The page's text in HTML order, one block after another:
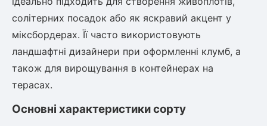
Шовковиця
Абрикос
Обліпиха
Будлея
Лавровишня
Кизильник
Калина
Піраканта
Бузина
солітерних посадок або як яскравий акцент у
міксбордерах. Її часто використовують
ландшафтні дизайнери при оформленні клумб, а
також для вирощування в контейнерах на
терасах.
Основні характеристики сорту